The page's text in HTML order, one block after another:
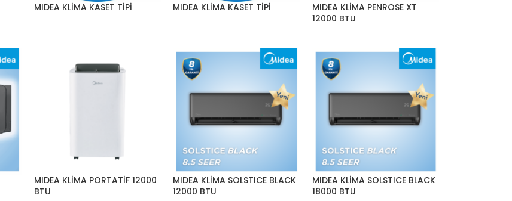
MIDEA KLİMA KASET TİPİ MIDEA KLİMA KASET TİPİ
MIDEA KLİMA PENROSE XT
12000 BTU
MIDEA KLİMA PORTATİF 12000
BTU
MIDEA KLİMA SOLSTICE BLACK
12000 BTU
MIDEA KLİMA SOLSTICE BLACK
18000 BTU